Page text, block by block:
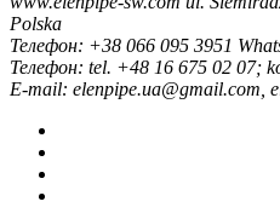
Polska
Телефон: +38 066 095 3951
Телефон: tel. +48 16 675 02 07;
E-mail: elenpipe.ua@gmail.com,